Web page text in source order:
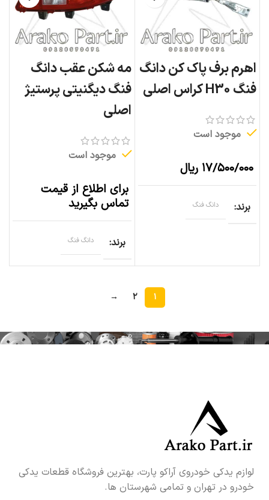
اهرم برف پاک کن دانگ
فنگ H30 کراس اصلی
موجود است
۱۷/۵۰۰/۰۰۰ ریال
برند دانگ فنگ
مه شکن عقب دانگ
فنگ دیگنیتی پرستیژ
اصلی
موجود است
برای اطلاع از قیمت
تماس بگیرید
برند دانگ فنگ
۱ ۲ →
لوازم یدکی خودروی آراکو پارت، بهترین فروشگاه قطعات یدکی
خودرو در تهران و تمامی شهرستان ها.